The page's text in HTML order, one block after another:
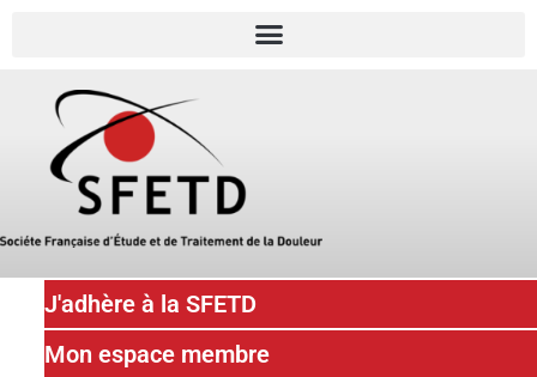
J'adhère à la SFETD
Mon espace membre